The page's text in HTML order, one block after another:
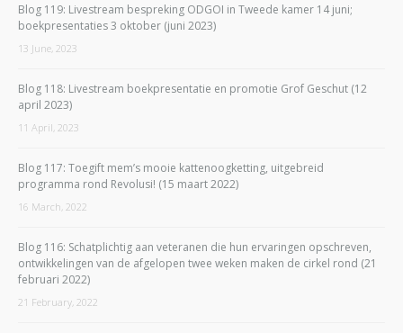
Blog 119: Livestream bespreking ODGOI in Tweede kamer 14 juni;
boekpresentaties 3 oktober (juni 2023)
13 June, 2023
Blog 118: Livestream boekpresentatie en promotie Grof Geschut (12
april 2023)
11 April, 2023
Blog 117: Toegift mem’s mooie kattenoogketting, uitgebreid
programma rond Revolusi! (15 maart 2022)
16 March, 2022
Blog 116: Schatplichtig aan veteranen die hun ervaringen opschreven,
ontwikkelingen van de afgelopen twee weken maken de cirkel rond (21
februari 2022)
21 February, 2022